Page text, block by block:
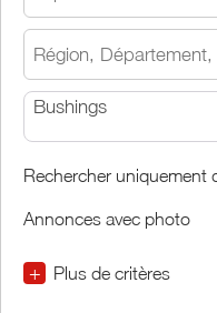
Bushings
Rechercher uniquement
Annonces avec photo
+ Plus de critères